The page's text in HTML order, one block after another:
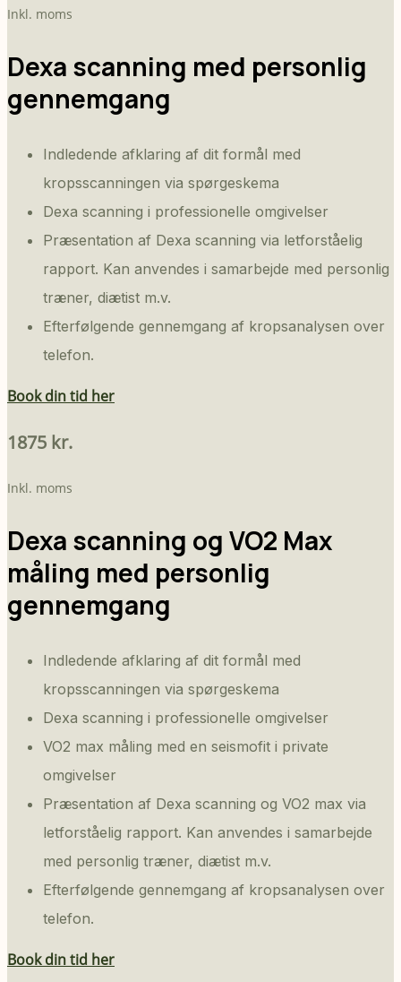
Inkl. moms
Dexa scanning med personlig
gennemgang
Indledende afklaring af dit formål med
kropsscanningen via spørgeskema
Dexa scanning i professionelle omgivelser
Præsentation af Dexa scanning via letforståelig
rapport. Kan anvendes i samarbejde med personlig
træner, diætist m.v.
Efterfølgende gennemgang af kropsanalysen over
telefon.
Book din tid her
1875 kr.
Inkl. moms
Dexa scanning og VO2 Max
måling med personlig
gennemgang
Indledende afklaring af dit formål med
kropsscanningen via spørgeskema
Dexa scanning i professionelle omgivelser
VO2 max måling med en seismofit i private
omgivelser
Præsentation af Dexa scanning og VO2 max via
letforståelig rapport. Kan anvendes i samarbejde
med personlig træner, diætist m.v.
Efterfølgende gennemgang af kropsanalysen over
telefon.
Book din tid her